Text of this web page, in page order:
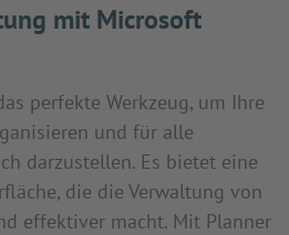
mit Microsoft
perfekte Werkzeug, um Ihre
und für alle
darzustellen. Es bietet eine
die die Verwaltung von
effektiver macht. Mit Planner